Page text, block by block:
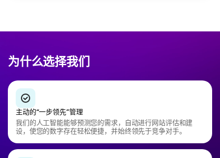
为什么选择我们
主动的“一步领先”管理
我们的人工智能能够预测您的需求，自动进行网站评估和建
设，使您的数字存在轻松便捷，并始终领先于竞争对手。